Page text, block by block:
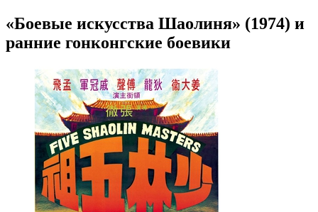
«Боевые искусства Шаолиня» (1974) и
ранние гонконгские боевики